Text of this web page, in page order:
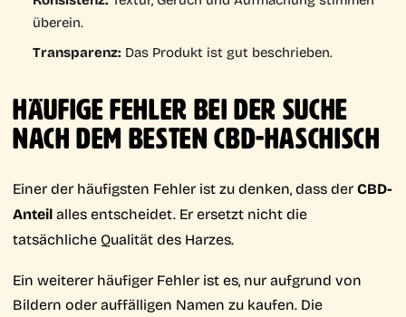
überein.
Transparenz: Das Produkt ist gut beschrieben.
HÄUFIGE FEHLER BEI DER SUCHE
NACH DEM BESTEN CBD-HASCHISCH
Einer der häufigsten Fehler ist zu denken, dass derCBD-
Anteilalles entscheidet. Er ersetzt nicht die
tatsächliche Qualität des Harzes.
Ein weiterer häufiger Fehler ist es, nur aufgrund von
Bildern oder auffälligen Namen zu kaufen. Die